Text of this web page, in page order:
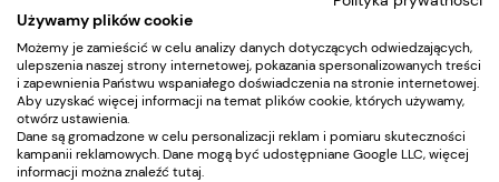
przezroczystego tworzywa sztucznego. Bolce masujące
wykonane są z elastycznego tworzywa i mają zaokrąglone
końce dzięki czemu masaż jest łagodny i przyjemny.
Polecana do rozprowadzania kosmetyków
Lekka i poręczna
Bolce masujące wykonane są z elastycznego miękkiego
tworzywa
Zajmuje mało miejsca
Poprawia mikrokrążenie w skórze głowy
Używamy plików cookie
Możemy je zamieścić w celu analizy danych dotyczących odwiedzających,
ulepszenia naszej strony internetowej, pokazania spersonalizowanych treści
i zapewnienia Państwu wspaniałego doświadczenia na stronie internetowej.
Aby uzyskać więcej informacji na temat plików cookie, których używamy,
otwórz ustawienia.
Dane są gromadzone w celu personalizacji reklam i pomiaru skuteczności
kampanii reklamowych. Dane mogą być udostępniane Google LLC, więcej
informacji można znaleźć tutaj.